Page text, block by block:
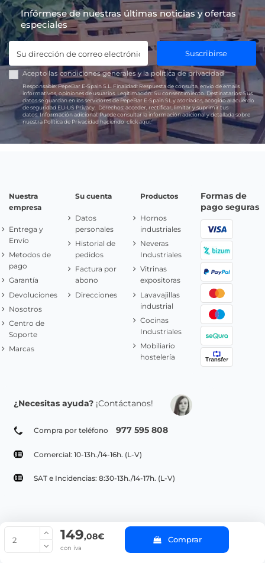
149,08€
con iva
Comprar
Infórmese de nuestras últimas noticias y ofertas
especiales
Suscribirse
Acepto las condiciones generales y lapolítica de privacidad
Responsable:PepeBar E-Spain S.L. Finalidad: Respuesta de consulta, envío de emails
informativos, opiniones de usuarios. Legitimación: Su consentimiento. Destinatarios: Sus
datos se guardan en los servidores de PepeBar E-Spain SL y asociados, acogido al acuerdo
de seguridad EU-US Privacy.
Derechos: acceder, rectificar, limitar y suprimir tus
datos. Información adicional:Puede consultar la información adicional y detallada sobre
nuestra Política de Privacidad haciendoclick aquí.
Nuestra
empresa
Entrega y
Envío
Metodos de
pago
Garantía
Devoluciones
Nosotros
Centro de
Soporte
Marcas
Su cuenta
Datos
personales
Historial de
pedidos
Factura por
abono
Direcciones
Productos
Hornos
industriales
Neveras
Industriales
Vitrinas
expositoras
Lavavajillas
industrial
Cocinas
Industriales
Mobiliario
hostelería
Formas de
pago seguras
¿Necesitas ayuda? ¡Contáctanos!
Compra por teléfono 977 595 808
Comercial: 10-13h./14-16h. (L-V)
SAT e Incidencias: 8:30-13h./14-17h. (L-V)
© Copyright 2022 PepeBar.com |
Aviso legal y
Condiciones generales de compra |